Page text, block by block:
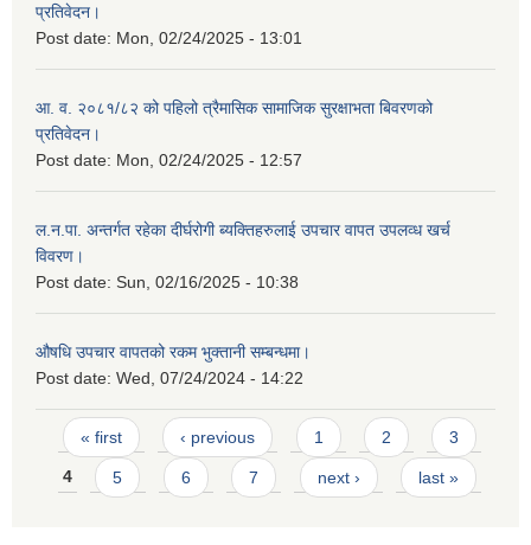
प्रतिवेदन।
Post date: Mon, 02/24/2025 - 13:01
आ. व. २०८१/८२ को पहिलो त्रैमासिक सामाजिक सुरक्षाभता बिवरणको
प्रतिवेदन।
Post date: Mon, 02/24/2025 - 12:57
ल.न.पा. अन्तर्गत रहेका दीर्घरोगी ब्यक्तिहरुलाई उपचार वापत उपलव्ध खर्च
विवरण।
Post date: Sun, 02/16/2025 - 10:38
औषधि उपचार वापतको रकम भुक्तानी सम्बन्धमा।
Post date: Wed, 07/24/2024 - 14:22
Pages
« first ‹ previous 1 2 3
4 5 6 7 next › last »